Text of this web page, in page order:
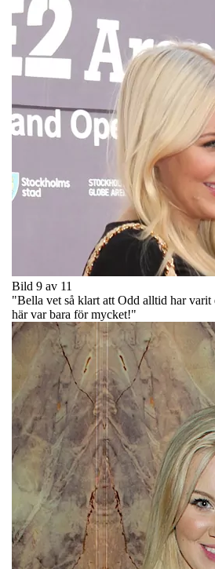
Bild 9 av 11
"Bella vet så klart att Odd alltid har varit
här var bara för mycket!"